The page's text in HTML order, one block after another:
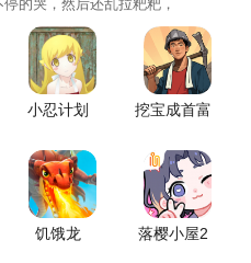
的哭，然后还乱拉粑粑，
小忍计划 挖宝成首富
饥饿龙 落樱小屋2